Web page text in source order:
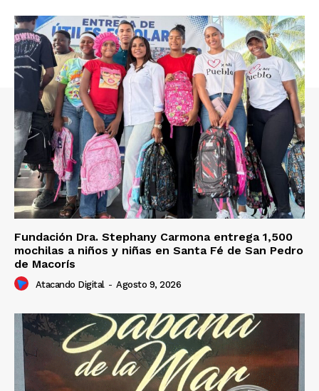
Fundación Dra. Stephany Carmona entrega 1,500
mochilas a niños y niñas en Santa Fé de San Pedro
de Macorís
Atacando Digital - Agosto 9, 2026